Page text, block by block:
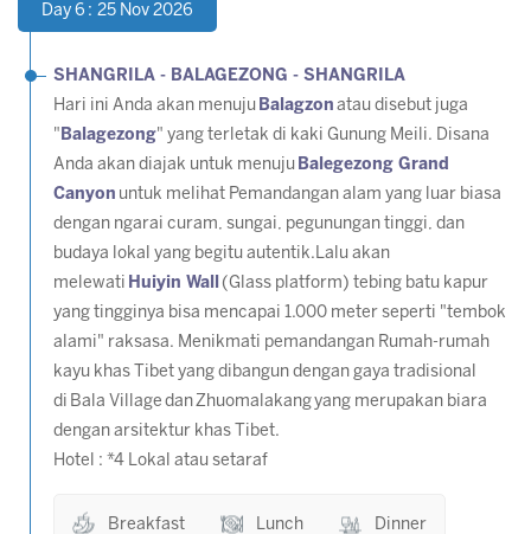
Day 6 : 25 Nov 2026
SHANGRILA - BALAGEZONG - SHANGRILA
Hari ini Anda akan menuju Balagzon atau disebut juga
" Balagezong" yang terletak di kaki Gunung Meili. Disana
Anda akan diajak untuk menuju Balegezong Grand
Canyon untuk melihat Pemandangan alam yang luar biasa
dengan ngarai curam, sungai, pegunungan tinggi, dan
budaya lokal yang begitu autentik.Lalu akan
melewati Huiyin Wall
(Glass platform) tebing batu kapur
yang tingginya bisa mencapai 1.000 meter seperti "tembok
alami" raksasa. Menikmati pemandangan Rumah-rumah
kayu khas Tibet yang dibangun dengan gaya tradisional
di Bala Village dan Zhuomalakang yang merupakan biara
dengan arsitektur khas Tibet.
Hotel : *4 Lokal atau setaraf
Breakfast Lunch Dinner